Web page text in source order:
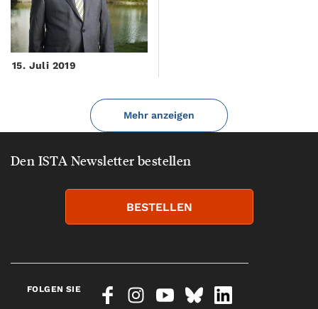
15. Juli 2019
Mehr anzeigen
Den ISTA Newsletter bestellen
BESTELLEN
FOLGEN SIE